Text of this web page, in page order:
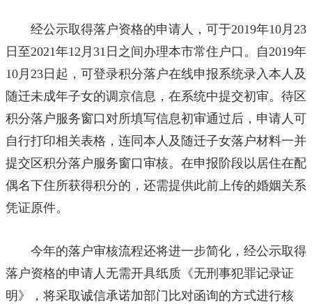
经公示取得落户资格的申请人，可于2019年10月23
日至2021年12月31日之间办理本市常住户口。自2019年
10月23日起，可登录积分落户在线申报系统录入本人及
随迁未成年子女的调京信息，在系统中提交初审。待区
积分落户服务窗口对所填写信息初审通过后，申请人可
自行打印相关表格，连同本人及随迁子女落户材料一并
提交区积分落户服务窗口审核。在申报阶段以居住在配
偶名下住所获得积分的，还需提供此前上传的婚姻关系
凭证原件。
今年的落户审核流程还将进一步简化，经公示取得
落户资格的申请人无需开具纸质《无刑事犯罪记录证
明》，将采取诚信承诺加部门比对函询的方式进行核